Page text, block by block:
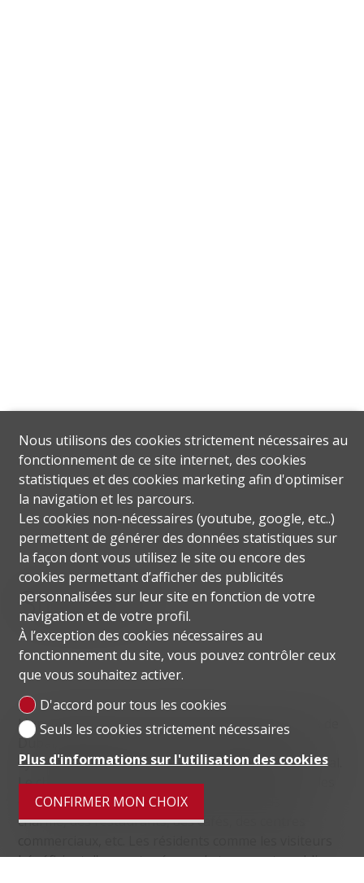
Situation
L'un des quartiers résidentiels les plus populaires de
Dubaï, Dubai Marina, est une communauté
dynamique qui s'étend sur trois kilomètres de littoral.
Le charmant cadre du front de mer s'anime avec des
complexes hôteliers cinq étoiles, des hôtels de
charme, des restaurants, des cafés, des centres
bénéficient d'un vaste réseau de transports publics,
Nous utilisons des cookies strictement nécessaires au
fonctionnement de ce site internet, des cookies
statistiques et des cookies marketing afin d'optimiser
la navigation et les parcours.
Les cookies non-nécessaires (youtube, google, etc..)
permettent de générer des données statistiques sur
la façon dont vous utilisez le site ou encore des
cookies permettant d’afficher des publicités
personnalisées sur leur site en fonction de votre
navigation et de votre profil.
À l’exception des cookies nécessaires au
fonctionnement du site, vous pouvez contrôler ceux
que vous souhaitez activer.
D'accord pour tous les cookies
Seuls les cookies strictement nécessaires
Plus d'informations sur l'utilisation des cookies
CONFIRMER MON CHOIX